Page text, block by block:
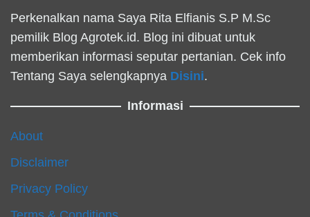
Perkenalkan nama Saya Rita Elfianis S.P M.Sc
pemilik Blog Agrotek.id. Blog ini dibuat untuk
memberikan informasi seputar pertanian. Cek info
Tentang Saya selengkapnya Disini.
Informasi
About
Disclaimer
Privacy Policy